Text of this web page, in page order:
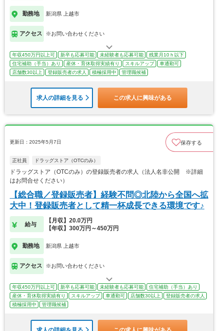
勤務地 新潟県 上越市
アクセス ※お問い合わせください
年収450万円以上可 新卒も応募可能 未経験者も応募可能
残業月10ｈ以下
住宅補助（手当）あり
産休・育休取得実績有り スキルアップ
車通勤可
店舗数30以上
登録販売者の求人 積極採用中 管理職候補
求人の詳細を見る この求人に興味がある
更新日：2025年5月7日 保存する
正社員 ドラッグストア（OTCのみ）
ドラッグストア（OTCのみ）の登録販売者の求人（法人名非公開 ※詳細
はお問合せください）
【総合職／登録販売者】経験不問◎北陸から全国へ拡
大中！登録販売者として精一杯成長できる環境です♪
給与
【月収】20.0万円
【年収】300万円～450万円
勤務地 新潟県 上越市
アクセス ※お問い合わせください
年収450万円以上可 新卒も応募可能 未経験者も応募可能
住宅補助（手当）あり
産休・育休取得実績有り
スキルアップ 車通勤可 店舗数30以上
登録販売者の求人
積極採用中
管理職候補